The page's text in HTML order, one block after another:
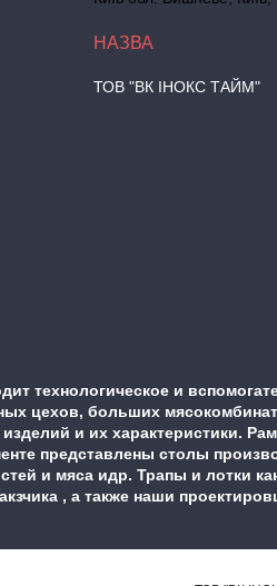
ТОВ "ВК ІНОКС ТАЙМ"
технологическое и
цехов, больших
и их характеристики.
представлены столы
и мяса идр. Трапы и лотки
, а также наши